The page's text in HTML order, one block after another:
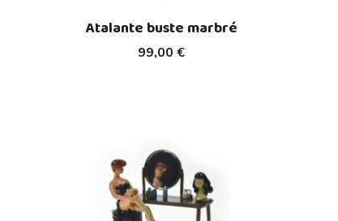
99,00 €
Atalante buste marbré